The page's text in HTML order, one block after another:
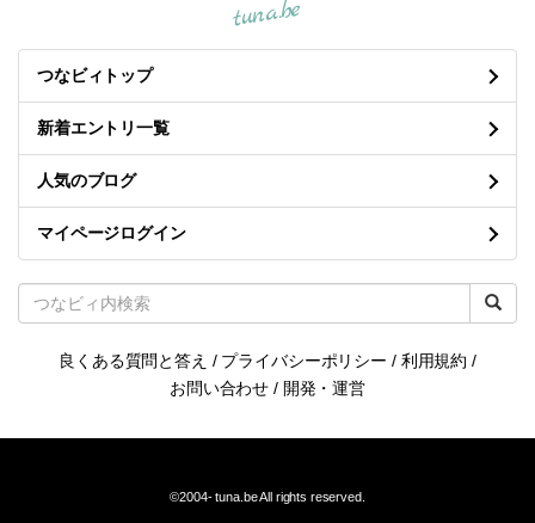
tuna.be
つなビィトップ
新着エントリ一覧
人気のブログ
マイページログイン
良くある質問と答え / プライバシーポリシー / 利用規約 /
お問い合わせ / 開発・運営
©2004-tuna.beAll rights reserved.